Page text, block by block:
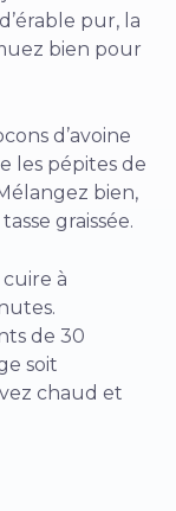
pur, la
bien pour
d’avoine
les pépites de
bien,
graissée.
à
de 30
soit
chaud et